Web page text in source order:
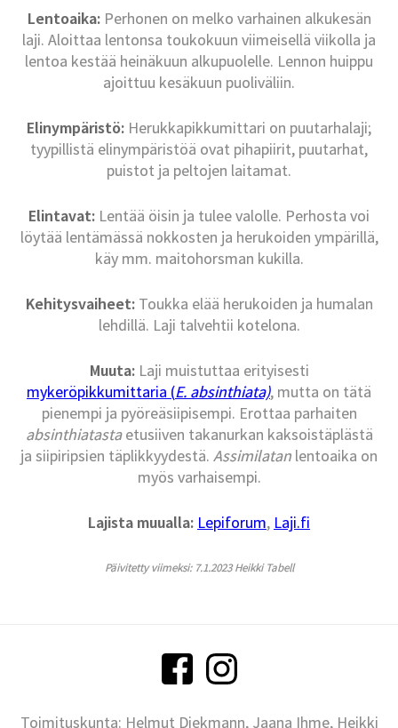
Lentoaika:Perhonen on melko varhainen alkukesän
laji. Aloittaa lentonsa toukokuun viimeisellä viikolla ja
lentoa kestää heinäkuun alkupuolelle. Lennon huippu
ajoittuu kesäkuun puoliväliin.
Elinympäristö: Herukkapikkumittari on puutarhalaji;
tyypillistä elinympäristöä ovat pihapiirit, puutarhat,
puistot ja peltojen laitamat.
Elintavat: Lentää öisin ja tulee valolle. Perhosta voi
löytää lentämässä nokkosten ja herukoiden ympärillä,
käy mm. maitohorsman kukilla.
Kehitysvaiheet:Toukka elää herukoiden ja humalan
lehdillä. Laji talvehtii kotelona.
Muuta:Laji muistuttaa erityisesti
mykeröpikkumittaria (E. absinthiata), mutta on tätä
pienempi ja pyöreäsiipisempi. Erottaa parhaiten
absinthiatastaetusiiven takanurkan kaksoistäplästä
ja siipiripsien täplikkyydestä. Assimilatan lentoaika on
myös varhaisempi.
Lajista muualla: Lepiforum, Laji.fi
Päivitetty viimeksi: 7.1.2023 Heikki Tabell
Toimituskunta: Helmut Diekmann, Jaana Ihme, Heikki